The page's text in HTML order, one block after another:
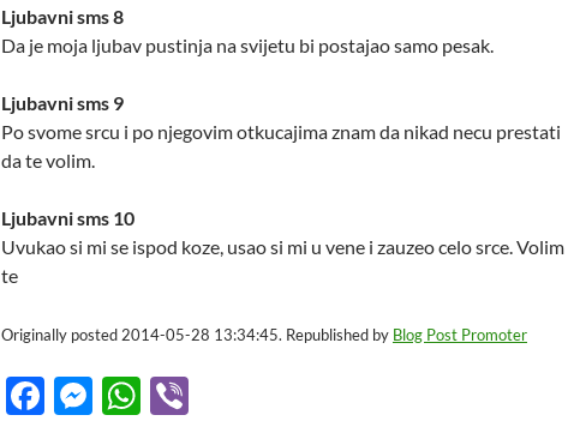
Ljubavni sms 8
Da je moja ljubav pustinja na svijetu bi postajao samo pesak.
Ljubavni sms 9
Po svome srcu i po njegovim otkucajima znam da nikad necu prestati
da te volim.
Ljubavni sms 10
Uvukao si mi se ispod koze, usao si mi u vene i zauzeo celo srce. Volim
te
Originally posted 2014-05-28 13:34:45. Republished by Blog Post Promoter
F
M W